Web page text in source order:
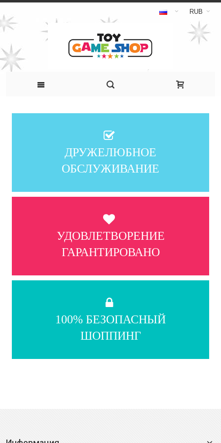
RUB
ДРУЖЕЛЮБНОЕ
ОБСЛУЖИВАНИЕ
УДОВЛЕТВОРЕНИЕ
ГАРАНТИРОВАНО
100% БЕЗОПАСНЫЙ
ШОППИНГ